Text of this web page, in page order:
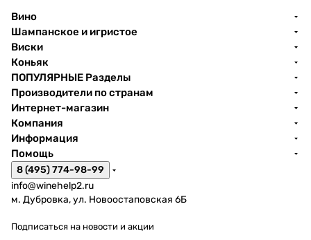
Вино
Шампанское и игристое
Виски
Коньяк
ПОПУЛЯРНЫЕ Разделы
Производители по странам
Интернет-магазин
Компания
Информация
Помощь
8 (495) 774-98-99
info@winehelp2.ru
м. Дубровка, ул. Новоостаповская 6Б
Подписаться на новости и акции